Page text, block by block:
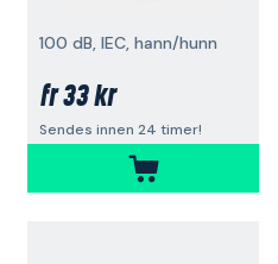
100 dB, IEC, hann/hunn
fr33 kr
Sendes innen 24 timer!